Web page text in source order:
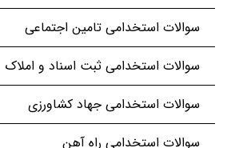
سوالات استخدامی تامین اجتماعی
سوالات استخدامی ثبت اسناد و املاک
سوالات استخدامی جهاد کشاورزی
سوالات استخدامی راه آهن